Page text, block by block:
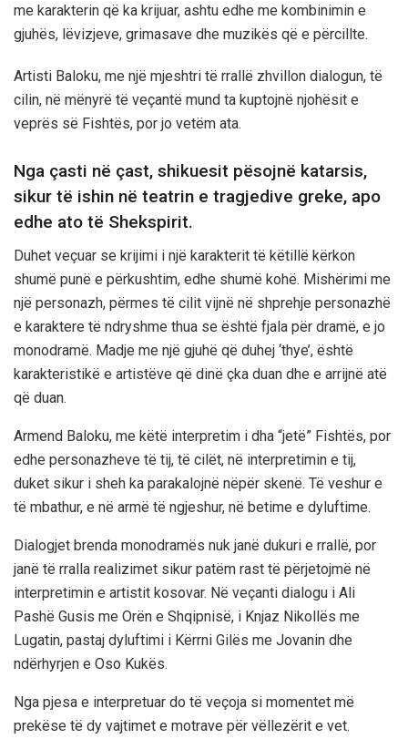
me karakterin që ka krijuar, ashtu edhe me kombinimin e
gjuhës, lëvizjeve, grimasave dhe muzikës që e përcillte.
Artisti Baloku, me një mjeshtri të rrallë zhvillon dialogun, të
cilin, në mënyrë të veçantë mund ta kuptojnë njohësit e
veprës së Fishtës, por jo vetëm ata.
Nga çasti në çast, shikuesit pësojnë katarsis,
sikur të ishin në teatrin e tragjedive greke, apo
edhe ato të Shekspirit.
Duhet veçuar se krijimi i një karakterit të këtillë kërkon
shumë punë e përkushtim, edhe shumë kohë. Mishërimi me
një personazh, përmes të cilit vijnë në shprehje personazhë
e karaktere të ndryshme thua se është fjala për dramë, e jo
monodramë. Madje me një gjuhë që duhej ‘thye’, është
karakteristikë e artistëve që dinë çka duan dhe e arrijnë atë
që duan.
Armend Baloku, me këtë interpretim i dha “jetë” Fishtës, por
edhe personazheve të tij, të cilët, në interpretimin e tij,
duket sikur i sheh ka parakalojnë nëpër skenë. Të veshur e
të mbathur, e në armë të ngjeshur, në betime e dyluftime.
Dialogjet brenda monodramës nuk janë dukuri e rrallë, por
janë të rralla realizimet sikur patëm rast të përjetojmë në
interpretimin e artistit kosovar. Në veçanti dialogu i Ali
Pashë Gusis me Orën e Shqipnisë, i Knjaz Nikollës me
Lugatin, pastaj dyluftimi i Kërrni Gilës me Jovanin dhe
ndërhyrjen e Oso Kukës.
Nga pjesa e interpretuar do të veçoja si momentet më
prekëse të dy vajtimet e motrave për vëllezërit e vet.